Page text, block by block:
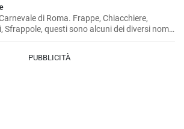
di Roma. Frappe, Chiacchiere,
Sfrappole, questi sono alcuni dei diversi nomi
del Carnevale italiano.
PUBBLICITÀ